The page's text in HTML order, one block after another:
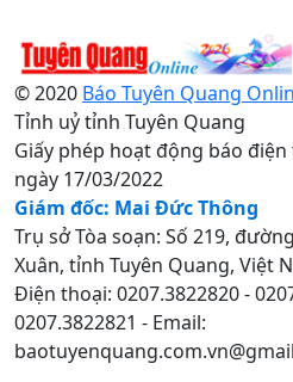
© 2020 Báo Tuyên Quang
Tỉnh uỷ tỉnh Tuyên Quang
Giấy phép hoạt động báo điện
ngày 17/03/2022
Giám đốc: Mai Đức Thông
Trụ sở Tòa soạn: Số 219,
Xuân, tỉnh Tuyên Quang, Việt
Điện thoại: 0207.3822820 -
0207.3822821 - Email: